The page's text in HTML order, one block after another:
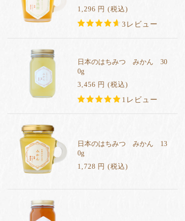
1,296 円 (税込)
3レビュー
日本のはちみつ みかん 30
0g
3,456 円 (税込)
1レビュー
日本のはちみつ みかん 13
0g
1,728 円 (税込)